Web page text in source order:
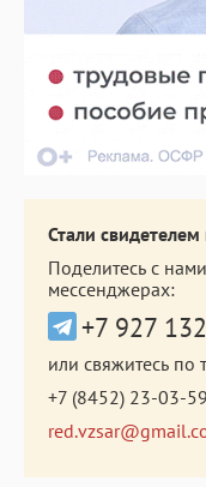
Стали
Поделитесь с
мессенджерах:
+7 927
или свяжитесь по
+7 (8452) 23-03-59